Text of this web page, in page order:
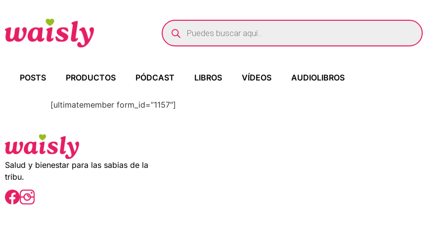
POSTS PRODUCTOS PÓDCAST LIBROS VÍDEOS AUDIOLIBROS
[ultimatemember form_id=”1157″]
Salud y bienestar para las sabias de la
tribu.